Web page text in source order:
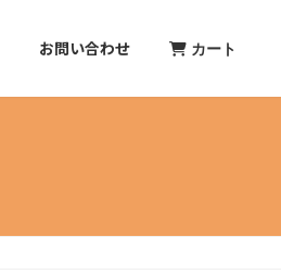
お問い合わせ カート